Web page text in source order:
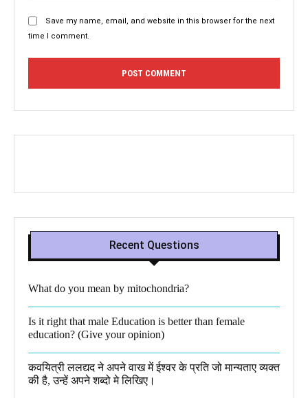
Save my name, email, and website in this browser for the next
time I comment.
Recent Questions
What do you mean by mitochondria?​
Is it right that male Education is better than female
education? (Give your opinion)
कवयित्री ललद्यद ने अपने वाख में ईश्वर के प्रति जो मान्यताए व्यक्त
की है, उन्हें अपने शब्दो मे लिखिए।